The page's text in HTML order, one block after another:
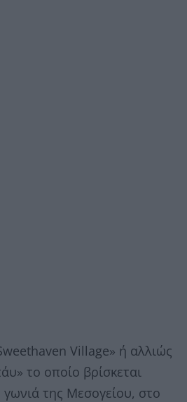
Village» ή αλλιώς
το οποίο βρίσκεται
γωνιά της Μεσογείου, στο